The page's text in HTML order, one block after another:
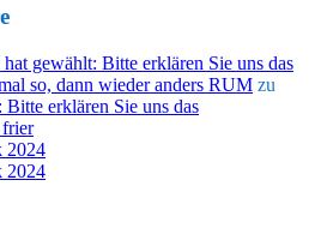
hat gewählt: Bitte erklären Sie uns das
so, dann wieder anders RUM zu
erklären Sie uns das
2024
2024